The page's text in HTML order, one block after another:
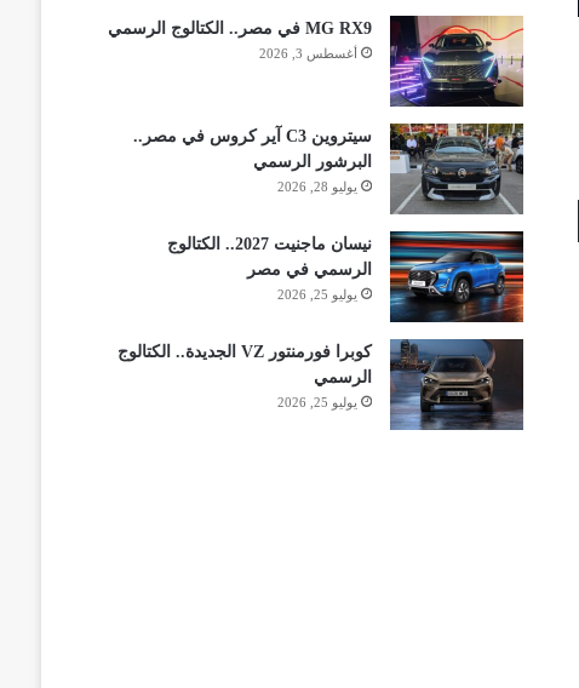
MG RX9 في مصر.. الكتالوج الرسمي
أغسطس 3, 2026
سيتروين C3 آير كروس في مصر..
البرشور الرسمي
يوليو 28, 2026
نيسان ماجنيت 2027.. الكتالوج
الرسمي في مصر
يوليو 25, 2026
كوبرا فورمنتور VZ الجديدة.. الكتالوج
الرسمي
يوليو 25, 2026